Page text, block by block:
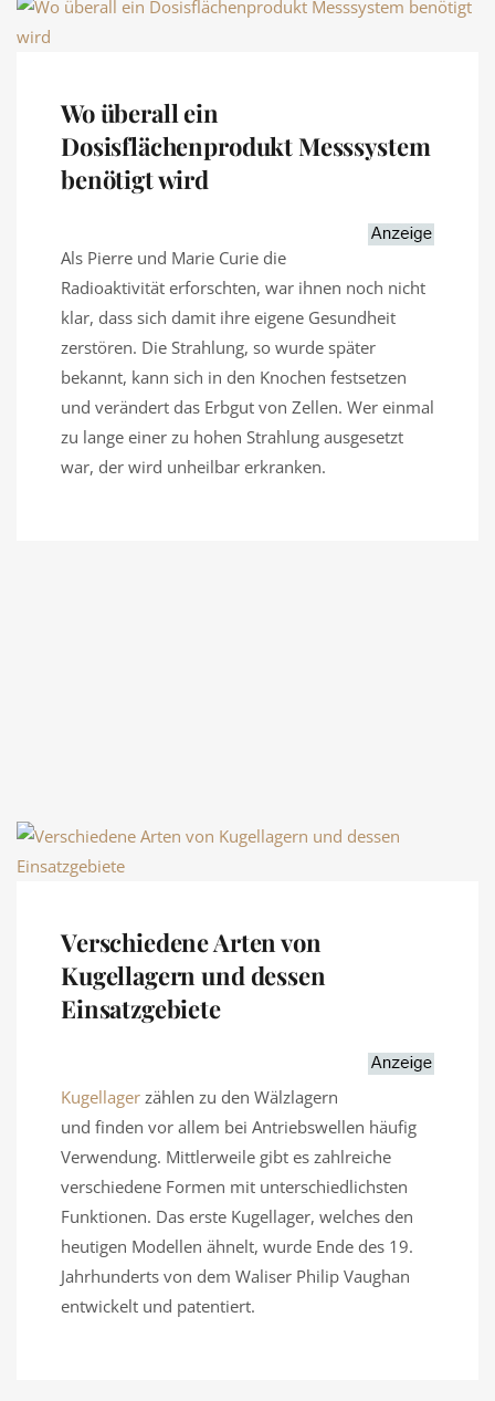
Wo überall ein
Dosisflächenprodukt Messsystem
benötigt wird
Als Pierre und Marie Curie die
Radioaktivität erforschten, war ihnen noch nicht
klar, dass sich damit ihre eigene Gesundheit
zerstören. Die Strahlung, so wurde später
bekannt, kann sich in den Knochen festsetzen
und verändert das Erbgut von Zellen. Wer einmal
zu lange einer zu hohen Strahlung ausgesetzt
war, der wird unheilbar erkranken.
Verschiedene Arten von
Kugellagern und dessen
Einsatzgebiete
Kugellager zählen zu den Wälzlagern
und finden vor allem bei Antriebswellen häufig
Verwendung. Mittlerweile gibt es zahlreiche
verschiedene Formen mit unterschiedlichsten
Funktionen. Das erste Kugellager, welches den
heutigen Modellen ähnelt, wurde Ende des 19.
Jahrhunderts von dem Waliser Philip Vaughan
entwickelt und patentiert.